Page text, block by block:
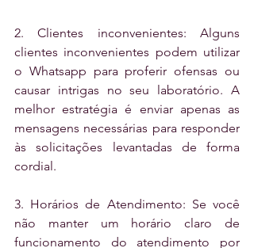
2. Clientes inconvenientes: Alguns
clientes inconvenientes podem utilizar
o Whatsapp para proferir ofensas ou
causar intrigas no seu laboratório. A
melhor estratégia é enviar apenas as
mensagens necessárias para responder
às solicitações levantadas de forma
cordial.
3. Horários de Atendimento: Se você
não manter um horário claro de
funcionamento do atendimento por